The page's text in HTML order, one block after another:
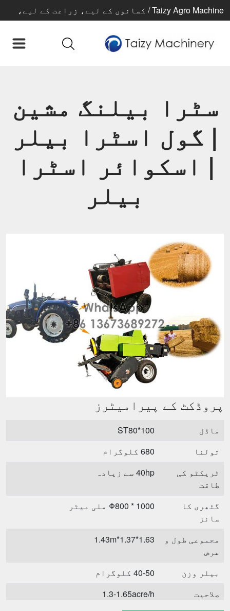
Taizy Agro Machine / کسانوں کے لیے، زراعت کے لیے،
سٹرا بیلنگ مشین
| گول اسٹرا بیلر
| اسکوائر اسٹرا
بیلر
پروڈکٹ کے پیرامیٹرز
ماڈل
ST80*100
تولنا
680 کلوگرام
ٹریکٹو کی
طاقت
40hp سے زیادہ
گٹھری کا
سائز
Φ800 * 1000 ملی میٹر
مجموعی طول و
عرض
1.63*1.37*1.43m
بیلر وزن
40-50 کلوگرام
صلاحیت
1.3-1.65acre/h